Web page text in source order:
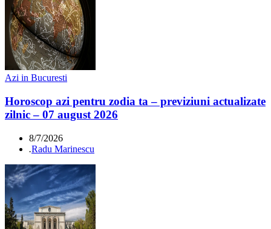
Azi in Bucuresti
Horoscop azi pentru zodia ta – previziuni actualizate
zilnic – 07 august 2026
8/7/2026
.Radu Marinescu